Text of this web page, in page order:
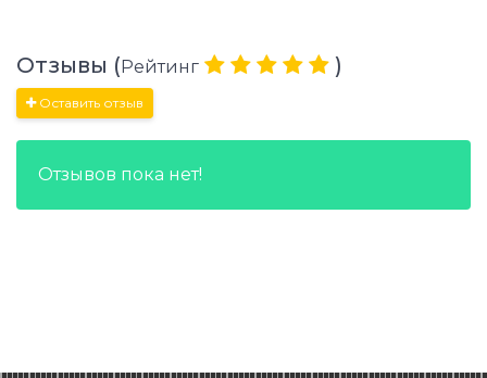
Отзывы (Рейтинг )
Оставить отзыв
Отзывов пока нет!